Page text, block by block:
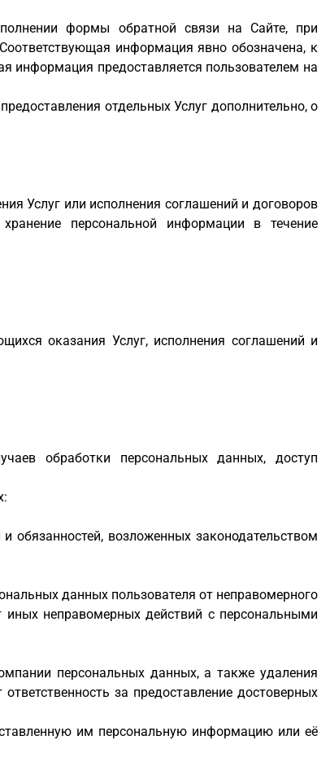
формы обратной связи на Сайте, при
информация явно обозначена, к
информация предоставляется пользователем на
отдельных Услуг дополнительно, о
Услуг или исполнения соглашений и договоров
персональной информации в течение
оказания Услуг, исполнения соглашений и
обработки персональных данных, доступ
возложенных законодательством
данных пользователя от неправомерного
иных неправомерных действий с персональными
персональных данных, а также удаления
за предоставление достоверных
им персональную информацию или её